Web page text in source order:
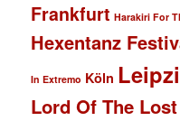
Frankfurt Harakiri For
Hexentanz
In Extremo Köln
Lord Of The Lost